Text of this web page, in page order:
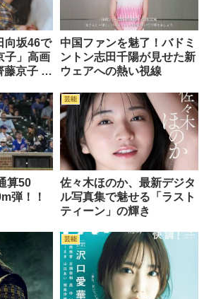
向坂46で
子」高画
藤京子 #
中国ファンを魅了！バドミ
ントン志田千陽が見せた新
ウェアへの熱い視線
算50
弾！！
芸能
佐々木ほのか、最新デジタ
ル写真集で魅せる「ラスト
ティーン」の輝き
芸能